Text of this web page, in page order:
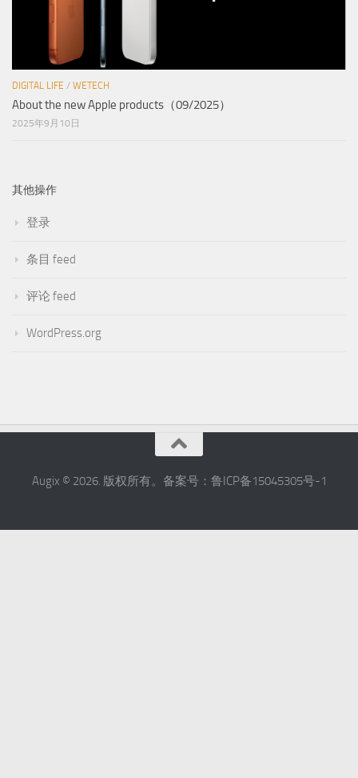
DIGITAL LIFE / WETECH
About the new Apple products（09/2025）
2025年9月10日
其他操作
登录
条目 feed
评论 feed
WordPress.org
Augix © 2026. 版权所有。备案号：鲁ICP备15045305号-1